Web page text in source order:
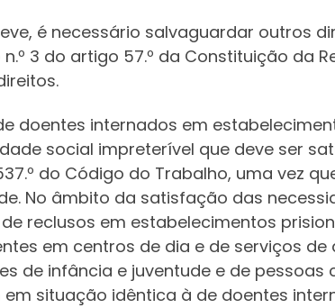
é necessário salvaguardar outros
n.º 3 do artigo 57.º da Constituição da
doentes internados em
social impreterível que deve ser
do Código do Trabalho, uma vez
No âmbito da satisfação das
reclusos em estabelecimentos
em centros de dia e de serviços
de infância e juventude e de
situação idêntica à de doentes